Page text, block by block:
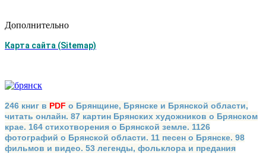
Дополнительно
Карта сайта (Sitemap)
246 книг в PDF о Брянщине, Брянске и Брянской области,
читать онлайн. 87 картин Брянских художников о Брянском
крае. 164 стихотворения о Брянской земле. 1126
фотографий о Брянской области. 11 песен о Брянске. 98
фильмов и видео. 53 легенды, фольклора и предания